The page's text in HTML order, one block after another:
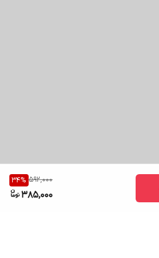
592,000
34%
385,000